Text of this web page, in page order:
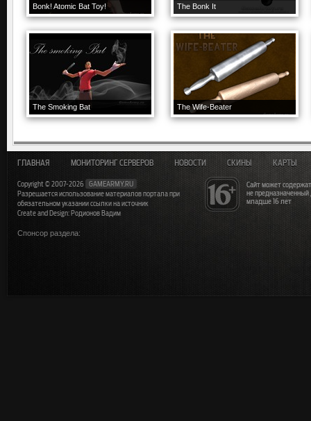
Bonk! Atomic Bat Toy! The Bonk It
The Smoking Bat The Wife-Beater
Сайт может
не
младше 16 лет
ГЛАВНАЯ МОНИТОРИНГ СЕРВЕРОВ НОВОСТИ СКИНЫ КАРТЫ
Copyright © 2007-2026
GAMEARMY.RU
Разрешается использование материалов портала при
обязательном указании ссылки на источник
Create and Design: Родионов Вадим
Спонсор раздела: